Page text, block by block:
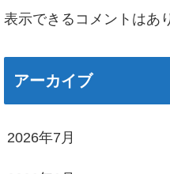
表示できるコメントはあ
アーカイブ
2026年7月